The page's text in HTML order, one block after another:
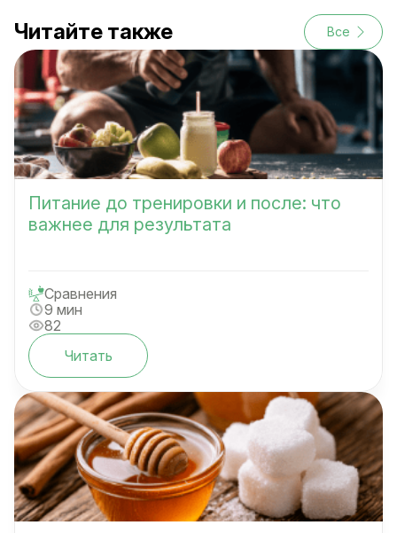
Читайте также Все
Питание до тренировки и после: что
важнее для результата
Сравнения
9 мин
82
Читать